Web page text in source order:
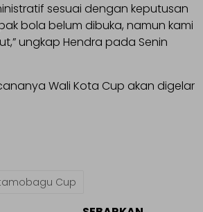
sesuai dengan keputusan
bola belum dibuka, namun kami
ungkap Hendra pada Senin
Wali Kota Cup akan digelar
Cup